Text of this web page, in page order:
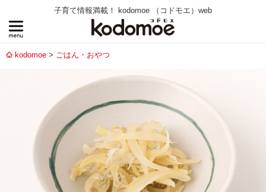
子育て情報満載！ kodomoe （コドモエ）web
kodomoe ごはん・おやつ